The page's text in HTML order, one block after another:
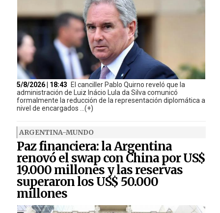
5/8/2026 | 18:43
El canciller Pablo Quirno reveló que la
administración de Luiz Inácio Lula da Silva comunicó
formalmente la reducción de la representación diplomática a
nivel de encargados ...(+)
ARGENTINA-MUNDO
Paz financiera: la Argentina
renovó el swap con China por US$
19.000 millones y las reservas
superaron los US$ 50.000
millones